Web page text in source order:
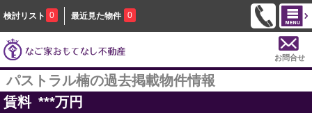
検討リスト 0 最近見た物件 0
お問合せ
パストラル楠の過去掲載物件情報
賃料 ***万円